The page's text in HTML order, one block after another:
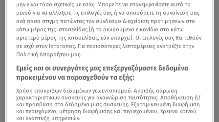
μην είναι τόσο σχετικές με εσάς. Μπορείτε να επανεμφανίσετε αυτό το
μενού για να αλλάξετε τις επιλογές σας ή να αποσύρετε τη συναίνεσή σας
ανά πάσα στιγμή πατώντας τον σύνδεσμο Διαχείριση προτιμήσεων στο
κάτω μέρος της ιστοσελίδας [ή το αιωρούμενο εικονίδιο στο κάτω
αριστερό μέρος της ιστοσελίδας, εάν υπάρχει]. Οι επιλογές σας θα τεθούν
σε ισχύ στον Ιστότοπος. Για περισσότερες λεπτομέρειες ανατρέξτε στην
Πολιτική Απορρήτου μας.
Εμείς και οι συνεργάτες μας επεξεργαζόμαστε δεδομένα
προκειμένου να παρασχεθούν τα εξής:
Χρήση επακριβών δεδομένων γεωεντοπισμού. Ακριβής σάρωση
χαρακτηριστικών συσκευής για αναγνώριση ταυτότητας. Αποθήκευση ή/
και πρόσβαση στα δεδομένα μιας συσκευής. Εξατομικευμένη διαφήμιση
και περιεχόμενο, μέτρηση διαφήμισης και περιεχομένου, έρευνα κοινού
και ανάπτυξη υπηρεσιών.